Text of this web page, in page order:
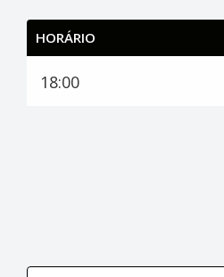
HORÁRIO
18:00